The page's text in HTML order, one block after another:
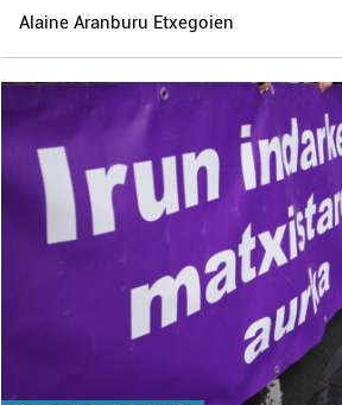
Alaine Aranburu Etxegoien